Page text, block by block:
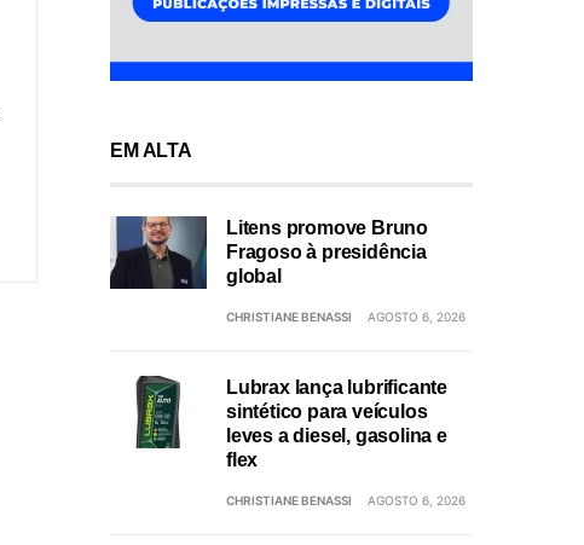
EM ALTA
Litens promove Bruno
Fragoso à presidência
global
CHRISTIANE BENASSI AGOSTO 6, 2026
Lubrax lança lubrificante
sintético para veículos
leves a diesel, gasolina e
flex
CHRISTIANE BENASSI AGOSTO 6, 2026